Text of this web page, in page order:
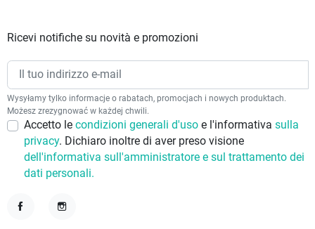
Ricevi notifiche su novità e promozioni
Wysyłamy tylko informacje o rabatach, promocjach i nowych produktach.
Możesz zrezygnować w każdej chwili.
Accetto le condizioni generali d'uso e l'informativa sulla
privacy. Dichiaro inoltre di aver preso visione
dell'informativa sull'amministratore e sul trattamento dei
dati personali.